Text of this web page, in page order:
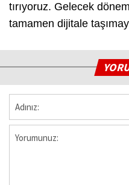
tırıyoruz. Gelecek
tamamen dijitale